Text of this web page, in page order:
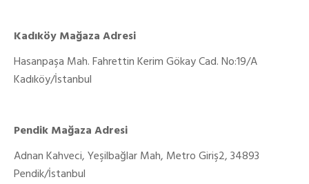
Kadıköy Mağaza Adresi
Hasanpaşa Mah. Fahrettin Kerim Gökay Cad. No:19/A
Kadıköy/İstanbul
Pendik Mağaza Adresi
Adnan Kahveci, Yeşilbağlar Mah, Metro Giriş2, 34893
Pendik/İstanbul